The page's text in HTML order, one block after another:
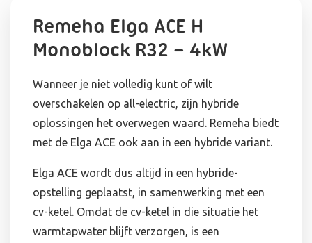
Remeha Elga ACE H
Monoblock R32 – 4kW
Wanneer je niet volledig kunt of wilt
overschakelen op all-electric, zijn hybride
oplossingen het overwegen waard. Remeha biedt
met de Elga ACE ook aan in een hybride variant.
Elga ACE wordt dus altijd in een hybride-
opstelling geplaatst, in samenwerking met een
cv-ketel. Omdat de cv-ketel in die situatie het
warmtapwater blijft verzorgen, is een